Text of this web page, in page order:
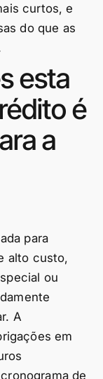
curtos, e
do que as
esta
é
a
para
alto custo,
ou
A
em
de